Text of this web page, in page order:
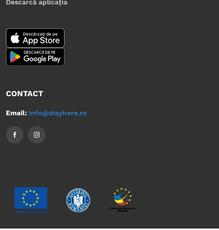
Descarcă aplicația
CONTACT
Email: info@stayhere.ro